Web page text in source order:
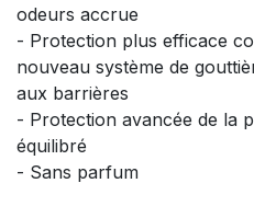
odeurs accrue
- Protection plus efficace
nouveau système de
aux barrières
- Protection avancée de la
équilibré
- Sans parfum